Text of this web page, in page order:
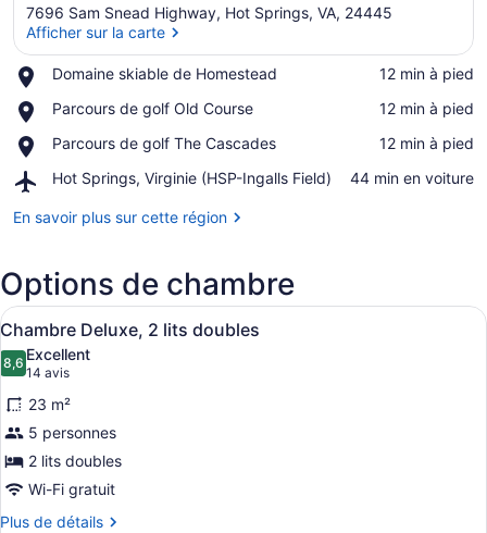
7696 Sam Snead Highway, Hot Springs, VA, 24445
Afficher sur la carte
Domaine skiable de Homestead
Place,
skiable
Homestead
‪12 min à pied‬
Parcours de golf Old Course
Place,
de
Old
‪12 min à pied‬
Parcours de golf The Cascades
Place,
de
The
‪12 min à pied‬
Hot Springs, Virginie (HSP-Ingalls Field)
Airport,
Springs,
Ingalls
Field)
‪44 min en voiture‬
En savoir plus sur cette région
Options de chambre
Afficher
toutes
les
photos
pour
ce
type
de
chambre :
Une chambre d’hôtel avec deux
6
Chambre Deluxe, 2 lits doubles
8,68,6 sur 10
Excellent
14 avis
(14 avis)
23 m²
5 personnes
2 lits doubles
Wi-Fi gratuit
Plus de détails
Plus